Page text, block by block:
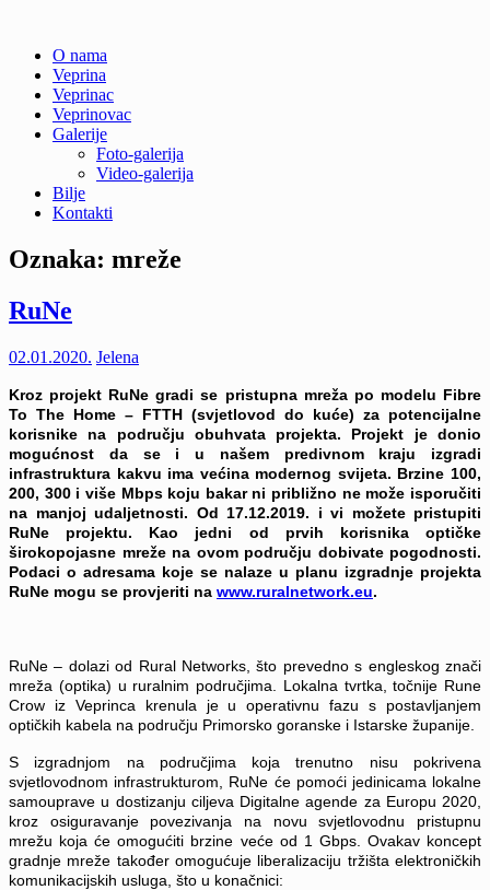
content
Veprina
Veprina(c)
O nama
Veprina
Veprinac
Veprinovac
Galerije
Foto-galerija
Video-galerija
Bilje
Kontakti
Oznaka: mreže
RuNe
02.01.2020. Jelena
Kroz projekt RuNe gradi se pristupna mreža po modelu Fibre
To The Home – FTTH (svjetlovod do kuće) za potencijalne
korisnike na području obuhvata projekta. Projekt je donio
mogućnost da se i u našem predivnom kraju izgradi
infrastruktura kakvu ima većina modernog svijeta. Brzine 100,
200, 300 i više Mbps koju bakar ni približno ne može isporučiti
na manjoj udaljetnosti. Od 17.12.2019. i vi možete pristupiti
RuNe projektu. Kao jedni od prvih korisnika optičke
širokopojasne mreže na ovom području dobivate pogodnosti.
Podaci o adresama koje se nalaze u planu izgradnje projekta
RuNe mogu se provjeriti na www.ruralnetwork.eu.
RuNe – dolazi od Rural Networks, što prevedno s engleskog znači
mreža (optika) u ruralnim područjima. Lokalna tvrtka, točnije Rune
Crow iz Veprinca krenula je u operativnu fazu s postavljanjem
optičkih kabela na području Primorsko goranske i Istarske županije.
S izgradnjom na područjima koja trenutno nisu pokrivena
svjetlovodnom infrastrukturom, RuNe će pomoći jedinicama lokalne
samouprave u dostizanju ciljeva Digitalne agende za Europu 2020,
kroz osiguravanje povezivanja na novu svjetlovodnu pristupnu
mrežu koja će omogućiti brzine veće od 1 Gbps. Ovakav koncept
gradnje mreže također omogućuje liberalizaciju tržišta elektroničkih
komunikacijskih usluga, što u konačnici: